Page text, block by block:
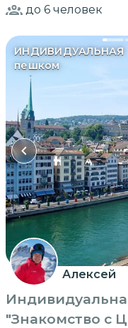
до 6 человек
ИНДИВИДУАЛЬНАЯ
пешком
Алексей
"Знакомство с